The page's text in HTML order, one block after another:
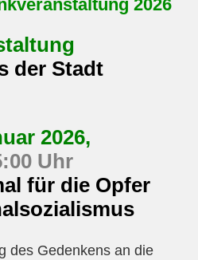
2026
der Stadt
2026,
Uhr
für die Opfer
des Gedenkens an die